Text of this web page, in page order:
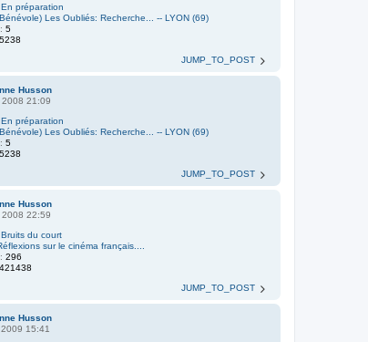
En préparation
Les Oubliés: Recherche... -- LYON (69)
5
5238
JUMP_TO_POST
Husson
2008 21:09
En préparation
Les Oubliés: Recherche... -- LYON (69)
5
5238
JUMP_TO_POST
Husson
2008 22:59
Bruits du court
sur le cinéma français....
296
421438
JUMP_TO_POST
Husson
15:41